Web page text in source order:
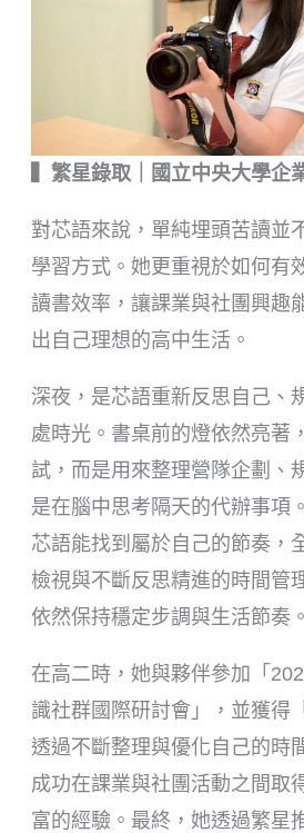
▍繁星錄取｜國立中央大學企
對芯語來說，單純埋頭苦讀並
學習方式。她更重視於如何有
讀書效率，讓課業與社團興趣
出自己理想的高中生活。
深夜，是芯語重新反思自己、
處時光。書桌前的燈依然亮著
試，而是用來整理營隊企劃、
是在腦中思考隔天的代辦事項
芯語能找到屬於自己的節奏，
檢視與不斷反思精進的時間管
依然保持穩定步調與生活節奏。
在高二時，她與夥伴參加「
識社群國際研討會」，並獲得
透過不斷整理與優化自己的時
成功在課業與社團活動之間取
富的經驗。最終，她透過繁星